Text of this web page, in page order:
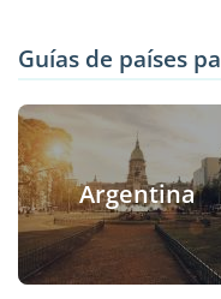
Guías de países
Argentina